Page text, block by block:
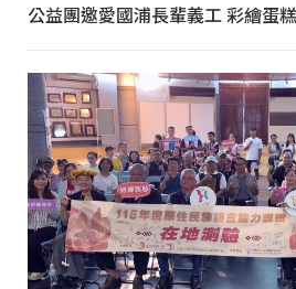
公益團邀愛國浦長輩義工 彩繪蛋